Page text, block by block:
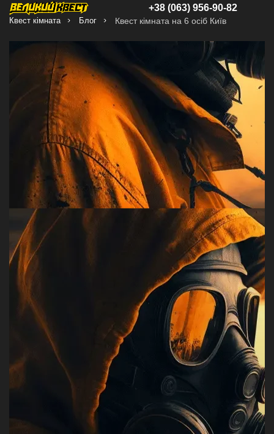
+38 (063) 956-90-82
Квест кімната Блог Квест кімната на 6 осіб Київ